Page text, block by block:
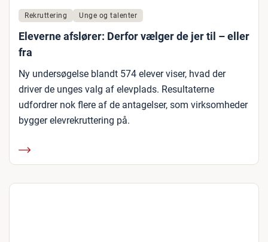
Rekruttering Unge og talenter
Eleverne afslører: Derfor vælger de jer til – eller
fra
Ny undersøgelse blandt 574 elever viser, hvad der
driver de unges valg af elevplads. Resultaterne
udfordrer nok flere af de antagelser, som virksomheder
bygger elevrekruttering på.